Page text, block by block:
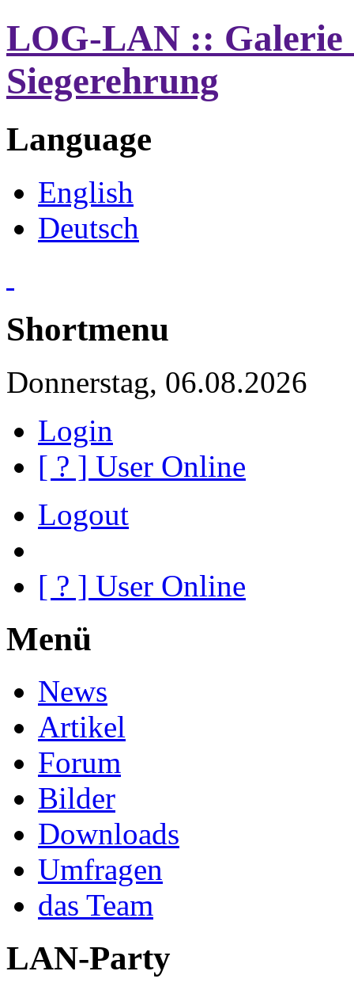
LOG-LAN :: Galerie
Siegerehrung
Language
English
Deutsch
Shortmenu
Donnerstag, 06.08.2026
Login
[ ? ] User Online
Logout
[ ? ] User Online
Menü
News
Artikel
Forum
Bilder
Downloads
Umfragen
das Team
LAN-Party